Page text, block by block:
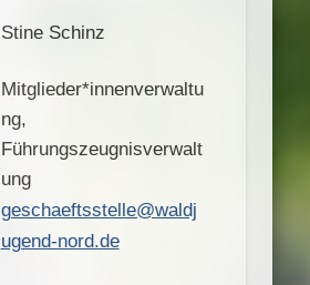
Stine Schinz
Mitglieder*innenverwaltu
ng,
Führungszeugnisverwalt
ung
geschaeftsstelle@waldj
ugend-nord.de